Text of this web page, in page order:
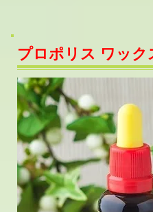
プロポリス ワック